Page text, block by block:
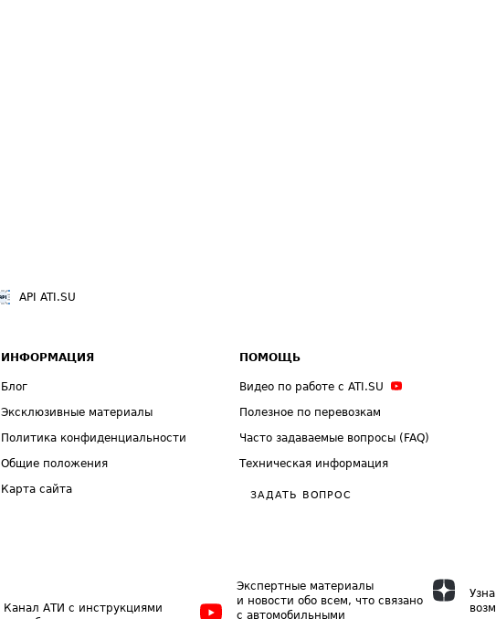
API ATI.SU
ИНФОРМАЦИЯ
Блог
Эксклюзивные материалы
Политика конфиденциальности
Общие положения
Карта сайта
ПОМОЩЬ
Видео по работе с ATI.SU
Полезное по перевозкам
Часто задаваемые вопросы (FAQ)
Техническая информация
ЗАДАТЬ ВОПРОС
Канал АТИ с инструкциями
Экспертные материалы
и новости обо всем, что связано
с автомобильными